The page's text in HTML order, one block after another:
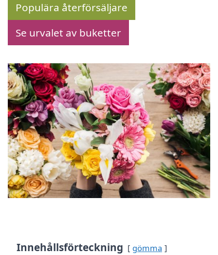
Populära återförsäljare
Se urvalet av buketter
Innehållsförteckning gömma